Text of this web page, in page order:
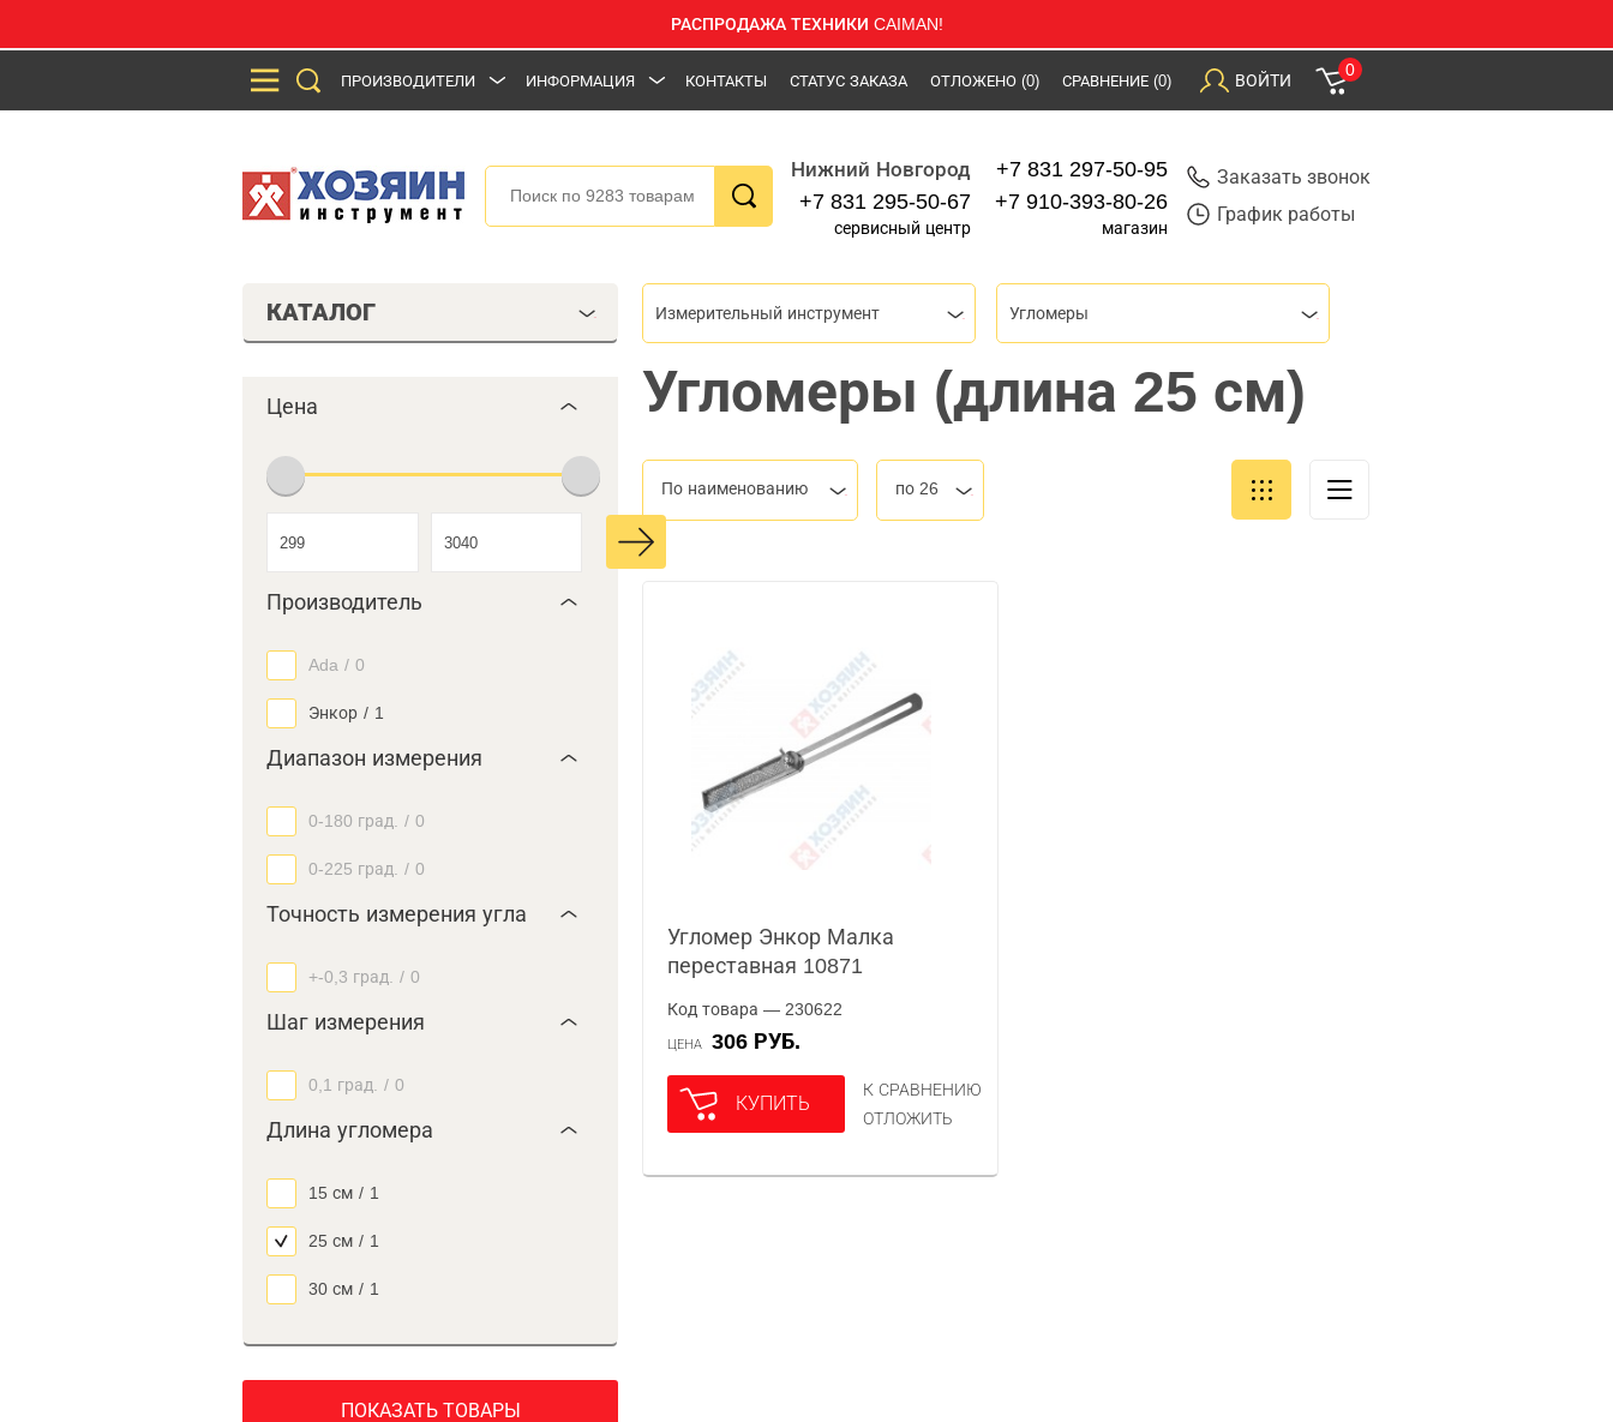
РАСПРОДАЖА ТЕХНИКИ CAIMAN!
ПРОИЗВОДИТЕЛИ ИНФОРМАЦИЯ КОНТАКТЫ СТАТУС ЗАКАЗА ОТЛОЖЕНО (0) СРАВНЕНИЕ (0) ВОЙТИ
0
Нижний Новгород
+7 831 295-50-67
сервисный центр
+7 831 297-50-95
+7 910-393-80-26
магазин
Заказать звонок
График работы
КАТАЛОГ
Цена
Производитель
Ada / 0
Энкор / 1
Диапазон измерения
0-180 град. / 0
0-225 град. / 0
Точность измерения угла
+-0,3 град. / 0
Шаг измерения
0,1 град. / 0
Длина угломера
15 см / 1
25 см / 1
30 см / 1
ПОКАЗАТЬ ТОВАРЫ
Измерительный инструмент Угломеры
Угломеры (длина 25 см)
По наименованию по 26
Угломер Энкор Малка
переставная 10871
Код товара — 230622
ЦЕНА 306 РУБ.
КУПИТЬ
К СРАВНЕНИЮ
ОТЛОЖИТЬ